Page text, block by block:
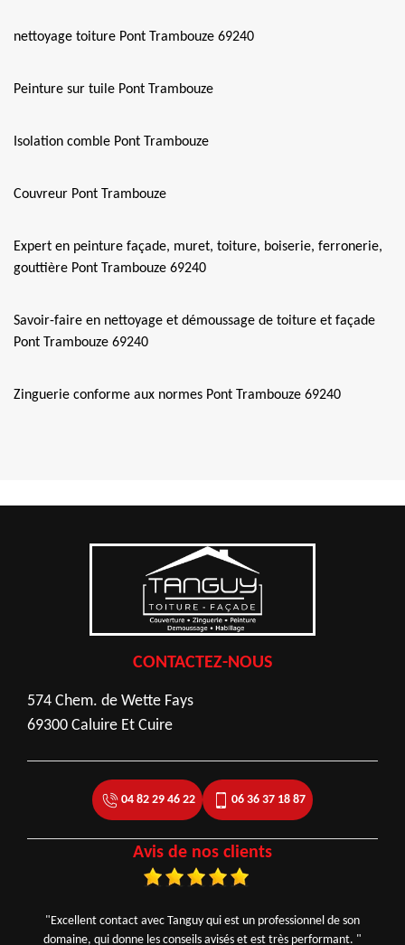
nettoyage toiture Pont Trambouze 69240
Peinture sur tuile Pont Trambouze
Isolation comble Pont Trambouze
Couvreur Pont Trambouze
Expert en peinture façade, muret, toiture, boiserie, ferronerie,
gouttière Pont Trambouze 69240
Savoir-faire en nettoyage et démoussage de toiture et façade
Pont Trambouze 69240
Zinguerie conforme aux normes Pont Trambouze 69240
CONTACTEZ-NOUS
574 Chem. de Wette Fays
69300 Caluire Et Cuire
04 82 29 46 22 06 36 37 18 87
Avis de nos clients
"Excellent contact avec Tanguy qui est un professionnel de son
domaine, qui donne les conseils avisés et est très performant. "